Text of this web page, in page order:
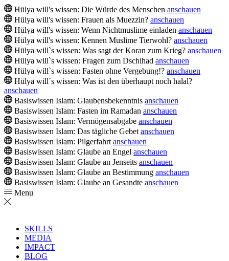
Hülya will's wissen: Die Würde des Menschen anschauen
Hülya will's wissen: Frauen als Muezzin? anschauen
Hülya will's wissen: Wenn Nichtmuslime einladen anschauen
Hülya will's wissen: Kennen Muslime Tierwohl? anschauen
Hülya will`s wissen: Was sagt der Koran zum Krieg? anschauen
Hülya will`s wissen: Fragen zum Dschihad anschauen
Hülya will`s wissen: Fasten ohne Vergebung!? anschauen
Hülya will´s wissen: Was ist den überhaupt noch halal?
anschauen
Basiswissen Islam: Glaubensbekenntnis anschauen
Basiswissen Islam: Fasten im Ramadan anschauen
Basiswissen Islam: Vermögensabgabe anschauen
Basiswissen Islam: Das tägliche Gebet anschauen
Basiswissen Islam: Pilgerfahrt anschauen
Basiswissen Islam: Glaube an Engel anschauen
Basiswissen Islam: Glaube an Jenseits anschauen
Basiswissen Islam: Glaube an Bestimmung anschauen
Basiswissen Islam: Glaube an Gesandte anschauen
Menu
SKILLS
MEDIA
IMPACT
BLOG